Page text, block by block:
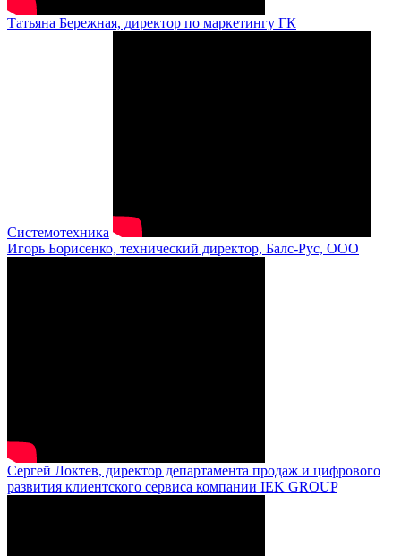
Татьяна Бережная, директор по маркетингу ГК
Системотехника
Игорь Борисенко, технический директор, Балс-Рус, ООО
Сергей Локтев, директор департамента продаж и цифрового
развития клиентского сервиса компании IEK GROUP